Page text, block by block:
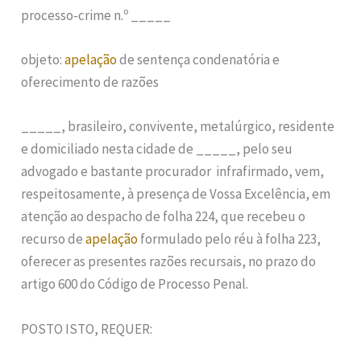
processo-crime n.º _____
objeto:apelaçãode sentença condenatória e
oferecimento de razões
_____, brasileiro, convivente, metalúrgico, residente
e domiciliado nesta cidade de _____, pelo seu
advogado e bastante procurador infrafirmado, vem,
respeitosamente, à presença de Vossa Excelência, em
atenção ao despacho de folha 224, que recebeu o
recurso deapelaçãoformulado pelo réu à folha 223,
oferecer as presentes razões recursais, no prazo do
artigo 600 do Código de Processo Penal.
POSTO ISTO, REQUER: